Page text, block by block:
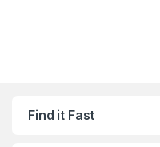
Find it Fast